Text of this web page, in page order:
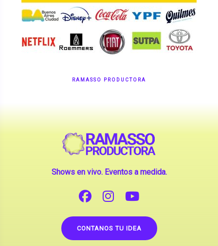
RAMASSO PRODUCTORA
Shows en vivo. Eventos a medida.
CONTANOS TU IDEA